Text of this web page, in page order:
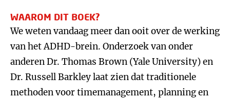
WAAROM DIT BOEK?
We weten vandaag meer dan ooit over de werking
van het ADHD-brein. Onderzoek van onder
anderen Dr. Thomas Brown (Yale University) en
Dr. Russell Barkley laat zien dat traditionele
methoden voor timemanagement, planning en